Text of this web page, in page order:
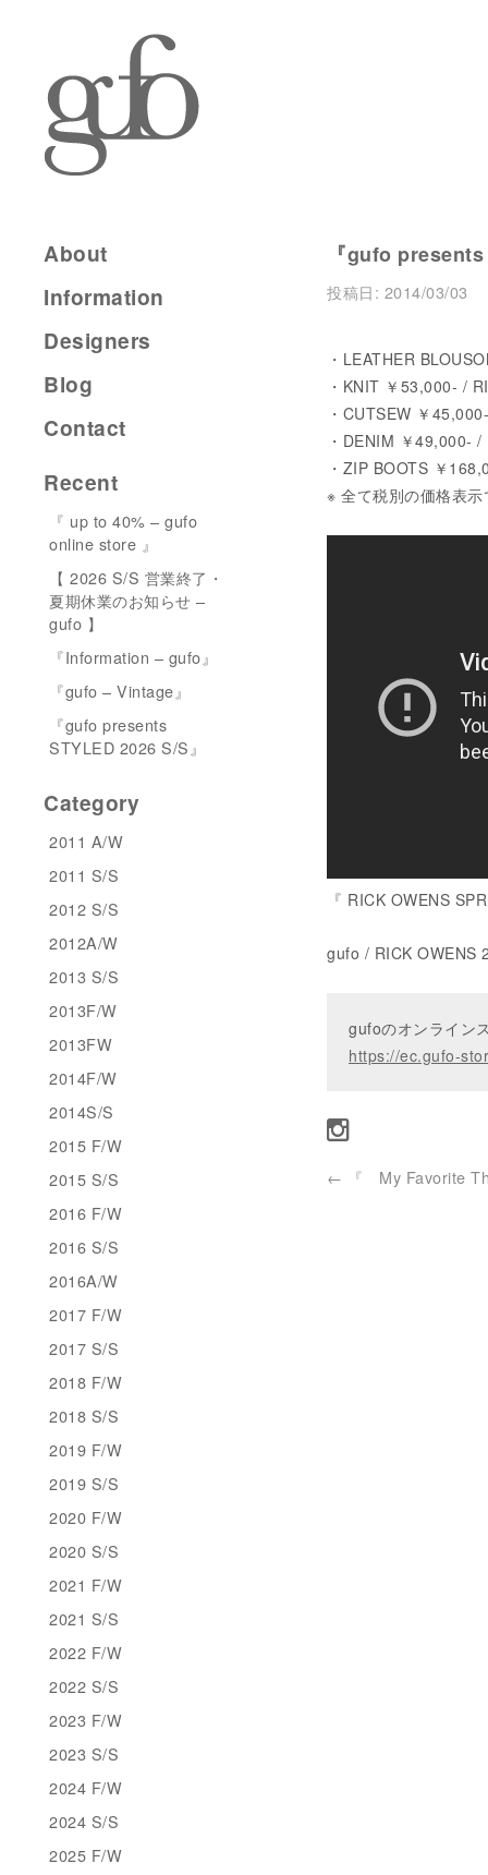
『gufo
投稿日: 2014/03/03
・LEATHER
・KNIT ￥53,000- /
・CUTSEW ￥
・DENIM ￥49,000- /
・ZIP BOOTS ￥
※ 全て税別の価格表示
『 RICK OWENS
gufo / RICK OWENS
gufoのオンライン
https://ec.gufo-
← 『 My Favorite
About
Information
Designers
Blog
Contact
Recent
『 up to 40% – gufo
online store 』
【 2026 S/S 営業終了・
夏期休業のお知らせ –
gufo 】
『Information – gufo』
『gufo – Vintage』
『gufo presents
STYLED 2026 S/S』
Category
2011 A/W
2011 S/S
2012 S/S
2012A/W
2013 S/S
2013F/W
2013FW
2014F/W
2014S/S
2015 F/W
2015 S/S
2016 F/W
2016 S/S
2016A/W
2017 F/W
2017 S/S
2018 F/W
2018 S/S
2019 F/W
2019 S/S
2020 F/W
2020 S/S
2021 F/W
2021 S/S
2022 F/W
2022 S/S
2023 F/W
2023 S/S
2024 F/W
2024 S/S
2025 F/W